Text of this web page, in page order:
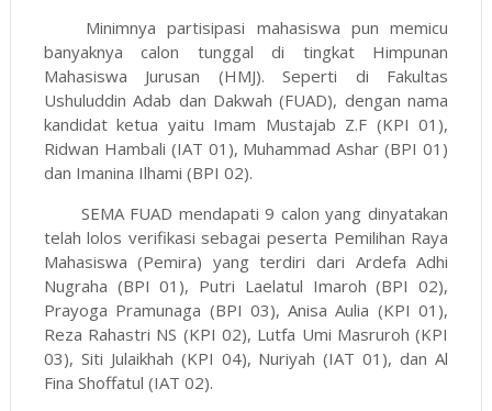
Minimnya partisipasi mahasiswa pun memicu
banyaknya calon tunggal di tingkat Himpunan
Mahasiswa Jurusan (HMJ). Seperti di Fakultas
Ushuluddin Adab dan Dakwah (FUAD), dengan nama
kandidat ketua yaitu Imam Mustajab Z.F (KPI 01),
Ridwan Hambali (IAT 01), Muhammad Ashar (BPI 01)
dan Imanina Ilhami (BPI 02).
SEMA FUAD mendapati 9 calon yang dinyatakan
telah lolos verifikasi sebagai peserta Pemilihan Raya
Mahasiswa (Pemira) yang terdiri dari Ardefa Adhi
Nugraha (BPI 01), Putri Laelatul Imaroh (BPI 02),
Prayoga Pramunaga (BPI 03), Anisa Aulia (KPI 01),
Reza Rahastri NS (KPI 02), Lutfa Umi Masruroh (KPI
03), Siti Julaikhah (KPI 04), Nuriyah (IAT 01), dan Al
Fina Shoffatul (IAT 02).